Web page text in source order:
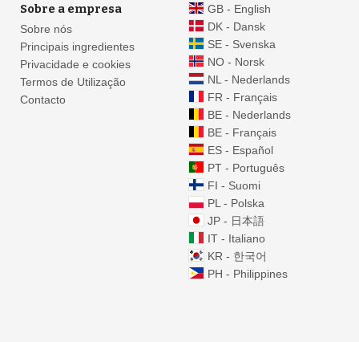
Sobre a empresa
Sobre nós
Principais ingredientes
Privacidade e cookies
Termos de Utilização
Contacto
GB - English
DK - Dansk
SE - Svenska
NO - Norsk
NL - Nederlands
FR - Français
BE - Nederlands
BE - Français
ES - Español
PT - Português
FI - Suomi
PL - Polska
JP - 日本語
IT - Italiano
KR - 한국어
PH - Philippines